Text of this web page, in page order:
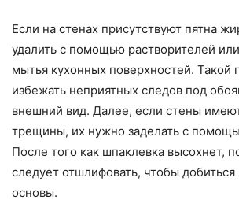
Если на стенах присутствуют пятна
удалить с помощью растворителей
мытья кухонных поверхностей.
избежать неприятных следов под
внешний вид. Далее, если стены
трещины, их нужно заделать с
После того как шпаклевка высохнет,
следует отшлифовать, чтобы добиться
основы.